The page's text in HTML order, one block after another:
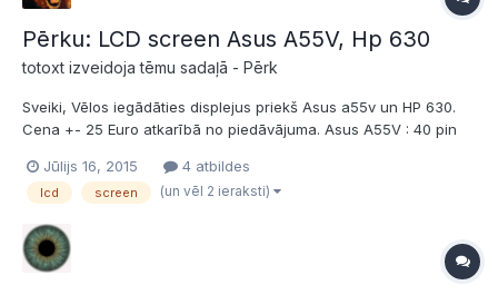
Pērku: LCD screen Asus A55V, Hp 630
totoxt izveidoja tēmu sadaļā - Pērk
Sveiki, Vēlos iegādāties displejus priekš Asus a55v un HP 630.
Cena +- 25 Euro atkarībā no piedāvājuma. Asus A55V : 40 pin
Hp 630: 15.6 LED BOTTOM LEFT WXGA HD 1366x768 Būtu
vēlama savākšana Rīgas rajonā. Paldies ! Tiešā...
Jūlijs 16, 2015 4 atbildes
lcd screen (un vēl 2 ieraksti)